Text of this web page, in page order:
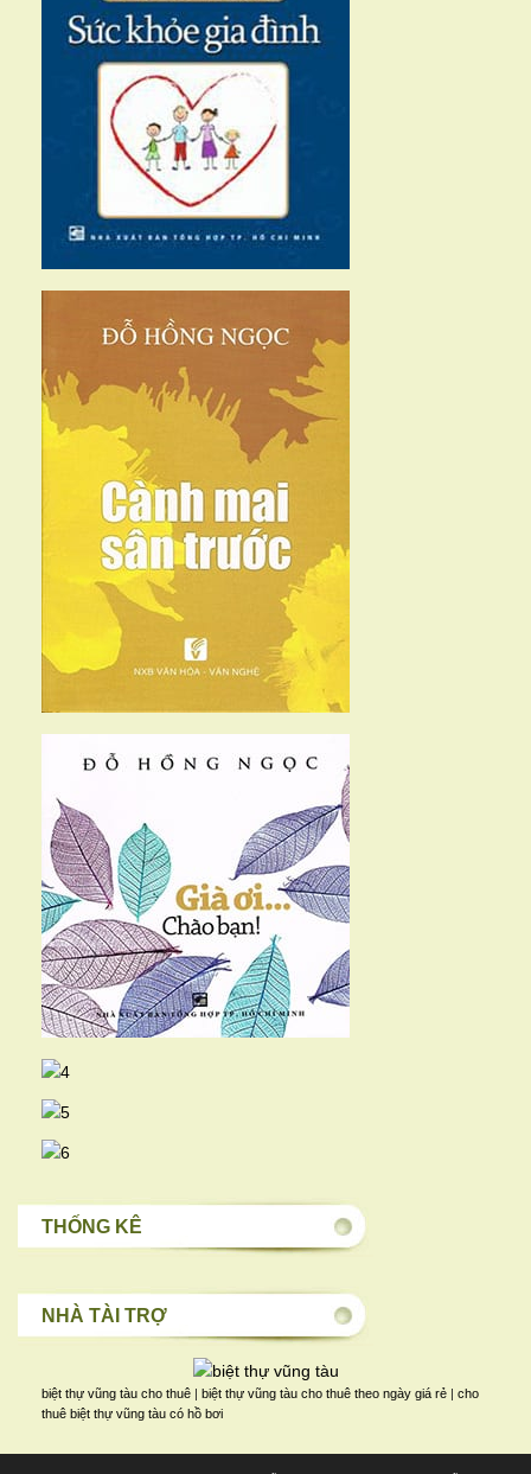
THỐNG KÊ
NHÀ TÀI TRỢ
biệt thự vũng tàu cho thuê | biệt thự vũng tàu cho thuê theo ngày giá rẻ | cho
thuê biệt thự vũng tàu có hồ bơi